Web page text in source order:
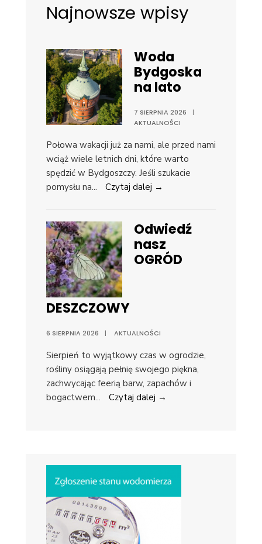
Najnowsze wpisy
Woda
Bydgoska
na lato
7 SIERPNIA 2026
|
AKTUALNOŚCI
Połowa wakacji już za nami, ale przed nami
wciąż wiele letnich dni, które warto
spędzić w Bydgoszczy. Jeśli szukacie
pomysłu na... Czytaj dalej →
Odwiedź
nasz
OGRÓD
DESZCZOWY
6 SIERPNIA 2026 | AKTUALNOŚCI
Sierpień to wyjątkowy czas w ogrodzie,
rośliny osiągają pełnię swojego piękna,
zachwycając feerią barw, zapachów i
bogactwem... Czytaj dalej →